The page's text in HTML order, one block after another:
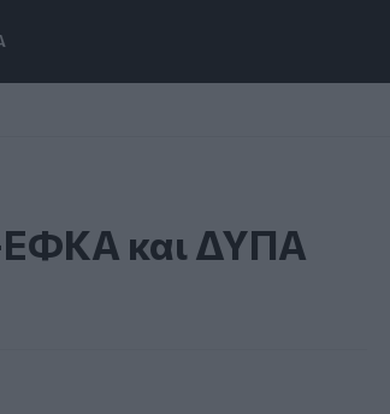
και ΔΥΠΑ